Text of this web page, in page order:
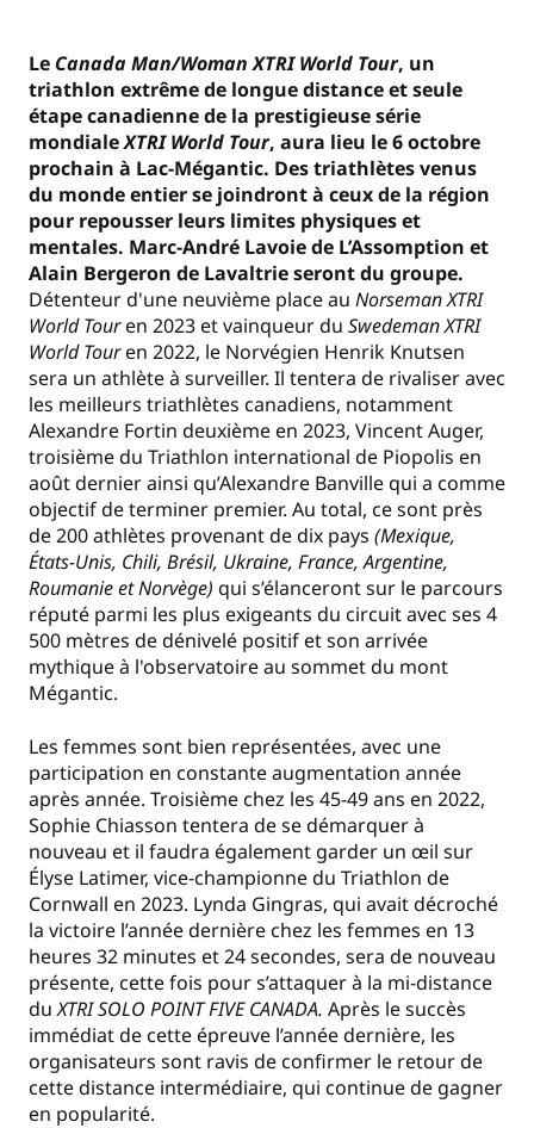
Le Canada Man/Woman XTRI World Tour, un
triathlon extrême de longue distance et seule
étape canadienne de la prestigieuse série
mondialeXTRI World Tour, aura lieu le 6 octobre
prochain à Lac-Mégantic. Des triathlètes venus
du monde entier se joindront à ceux de la région
pour repousser leurs limites physiques et
mentales. Marc-André Lavoie de L’Assomption et
Alain Bergeron de Lavaltrie seront du groupe.
Détenteur d'une neuvième place au Norseman XTRI
World Touren 2023 et vainqueur du Swedeman XTRI
World Touren 2022, le Norvégien Henrik Knutsen
sera un athlète à surveiller. Il tentera de rivaliser avec
les meilleurs triathlètes canadiens, notamment
Alexandre Fortin deuxième en 2023, Vincent Auger,
troisième du Triathlon international de Piopolis en
août dernier ainsi qu’Alexandre Banville qui a comme
objectif de terminer premier. Au total, ce sont près
de 200 athlètes provenant de dix pays (Mexique,
États-Unis, Chili, Brésil, Ukraine, France, Argentine,
Roumanie et Norvège) qui s’élanceront sur le parcours
réputé parmi les plus exigeants du circuit avec ses 4
500 mètres de dénivelé positif et son arrivée
mythique à l'observatoire au sommet du mont
Mégantic.
Les femmes sont bien représentées, avec une
participation en constante augmentation année
après année. Troisième chez les 45-49 ans en 2022,
Sophie Chiasson tentera de se démarquer à
nouveau et il faudra également garder un œil sur
Élyse Latimer, vice-championne du Triathlon de
Cornwall en 2023. Lynda Gingras, qui avait décroché
la victoire l’année dernière chez les femmes en 13
heures 32 minutes et 24 secondes, sera de nouveau
présente, cette fois pour s’attaquer à la mi-distance
duXTRI SOLO POINT FIVE CANADA. Après le succès
immédiat de cette épreuve l’année dernière, les
organisateurs sont ravis de confirmer le retour de
cette distance intermédiaire, qui continue de gagner
en popularité.